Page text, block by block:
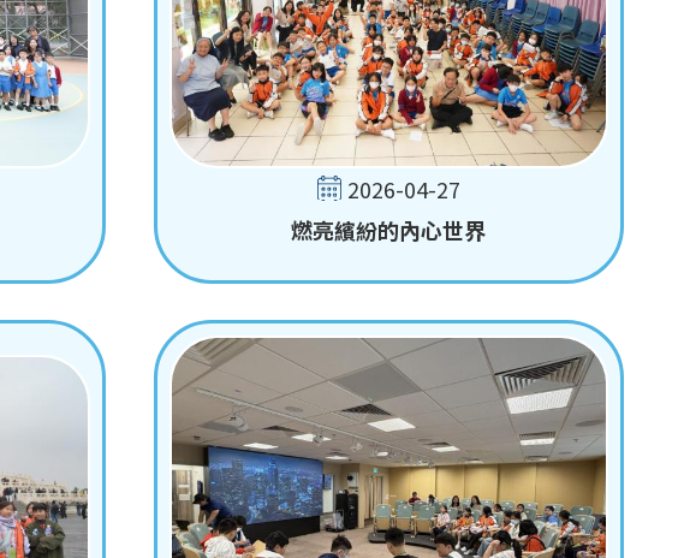
2026-04-27
燃亮繽紛的內心世界